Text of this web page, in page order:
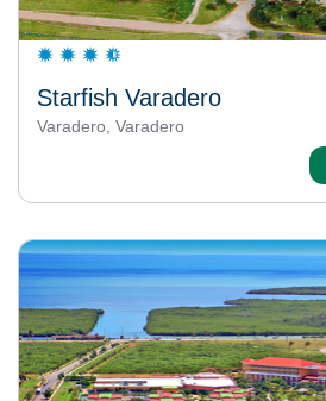
Starfish Varadero
Varadero, Varadero